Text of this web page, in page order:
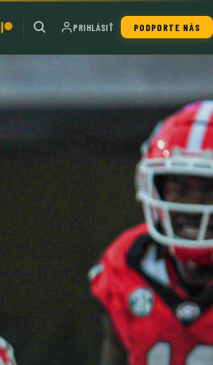
PRIHLÁSIŤ PODPORTE NÁS